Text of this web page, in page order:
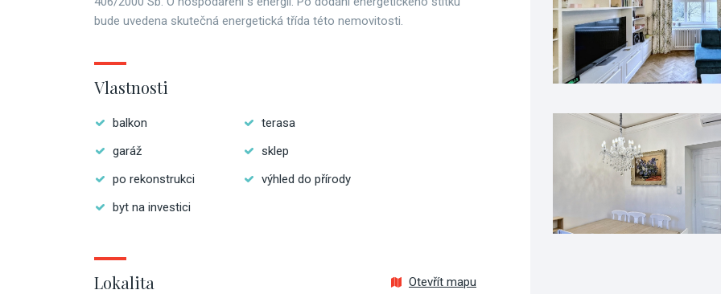
bude uvedena skutečná energetická třída této nemovitosti.
Vlastnosti
balkon
terasa
garáž
sklep
po rekonstrukci
výhled do přírody
byt na investici
Lokalita Otevřít mapu